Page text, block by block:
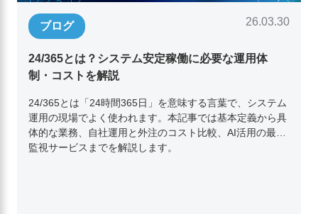
ブログ 26.03.30
24/365とは？システム安定稼働に必要な運用体
制・コストを解説
24/365とは「24時間365日」を意味する言葉で、システム
運用の現場でよく使われます。本記事では基本定義から具
体的な業務、自社運用と外注のコスト比較、AI活用の最新
監視サービスまでを解説します。